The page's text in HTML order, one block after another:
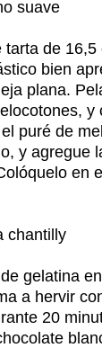
suave
tarta de
bien
plana.
y
puré de
y agregue
en
chantilly
gelatina
a hervir
20